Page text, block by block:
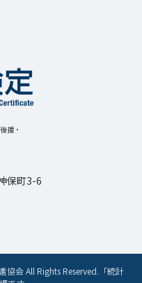
援・
保町3-6
会 All Rights Reserved.「統計